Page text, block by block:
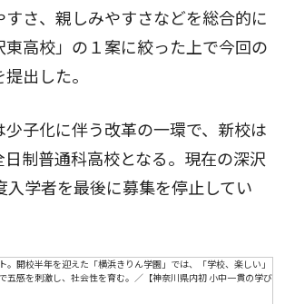
すさ、親しみやすさなどを総合的に
東高校」の１案に絞った上で今回の
出した。
子化に伴う改革の一環で、新校は
日制普通科高校となる。現在の深沢
入学者を最後に募集を停止してい